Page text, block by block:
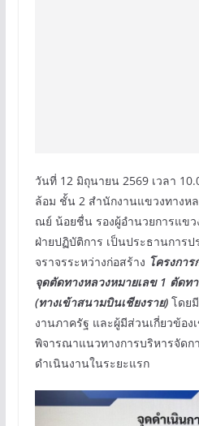
วันที่ 12 มิถุนายน 2569 เวลา
ล้อม ชั้น 2 สำนักงานแขวงทางห
ณย์ น้อยชื่น รองผู้อำนวยการแขว
ฝ่ายปฏิบัติการ เป็นประธานการ
จราจรระหว่างก่อสร้าง โครงกา
จุดตัดทางหลวงหมายเลข 1 ตัดท
(ทางเข้าสนามบินเชียงราย) โดย
งานภาครัฐ และผู้มีส่วนเกี่ยวข้อง
พิจารณาแนวทางการบริหารจัดก
ดำเนินงานในระยะแรก